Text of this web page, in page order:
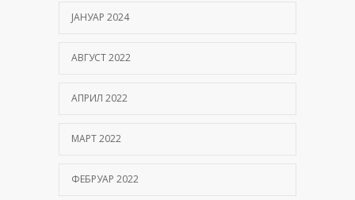
ЈАНУАР 2024
АВГУСТ 2022
АПРИЛ 2022
МАРТ 2022
ФЕБРУАР 2022